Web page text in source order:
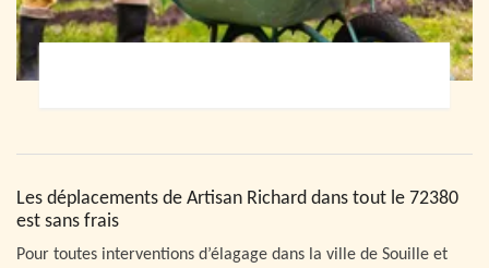
Les déplacements de Artisan Richard dans tout le 72380
est sans frais
Pour toutes interventions d’élagage dans la ville de Souille et